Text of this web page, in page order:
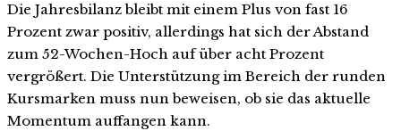
Die Jahresbilanz bleibt mit einem Plus von fast 16
Prozent zwar positiv, allerdings hat sich der Abstand
zum 52-Wochen-Hoch auf über acht Prozent
vergrößert. Die Unterstützung im Bereich der runden
Kursmarken muss nun beweisen, ob sie das aktuelle
Momentum auffangen kann.